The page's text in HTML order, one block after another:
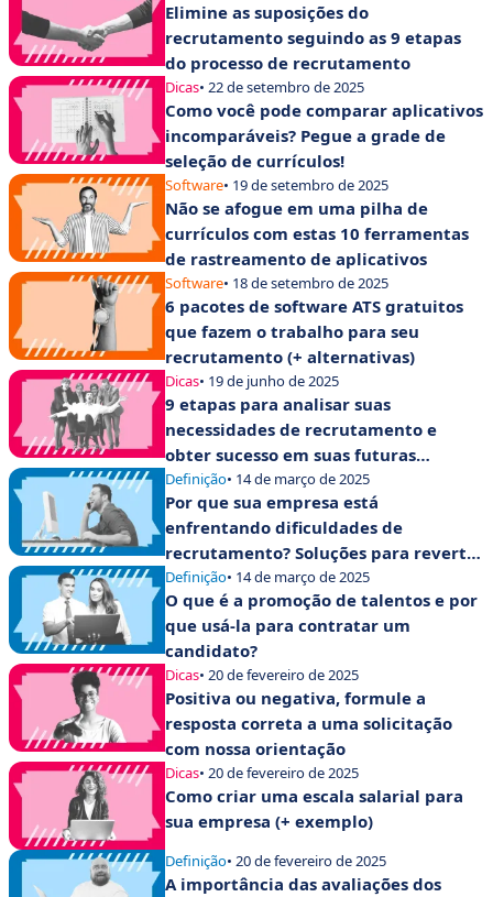
Elimine as suposições do
recrutamento seguindo as 9 etapas
do processo de recrutamento
Dicas• 22 de setembro de 2025
Como você pode comparar aplicativos
incomparáveis? Pegue a grade de
seleção de currículos!
Software• 19 de setembro de 2025
Não se afogue em uma pilha de
currículos com estas 10 ferramentas
de rastreamento de aplicativos
Software• 18 de setembro de 2025
6 pacotes de software ATS gratuitos
que fazem o trabalho para seu
recrutamento (+ alternativas)
Dicas• 19 de junho de 2025
9 etapas para analisar suas
necessidades de recrutamento e
obter sucesso em suas futuras
contratações!
Definição• 14 de março de 2025
Por que sua empresa está
enfrentando dificuldades de
recrutamento? Soluções para reverter
a tendência
Definição• 14 de março de 2025
O que é a promoção de talentos e por
que usá-la para contratar um
candidato?
Dicas• 20 de fevereiro de 2025
Positiva ou negativa, formule a
resposta correta a uma solicitação
com nossa orientação
Dicas• 20 de fevereiro de 2025
Como criar uma escala salarial para
sua empresa (+ exemplo)
Definição• 20 de fevereiro de 2025
A importância das avaliações dos